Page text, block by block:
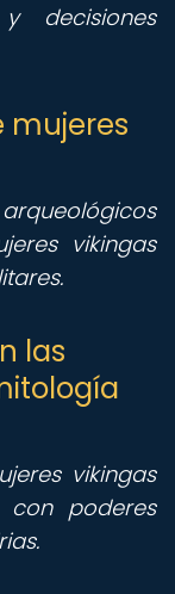
decisiones
mujeres
vikingas
las
vikingas
poderes